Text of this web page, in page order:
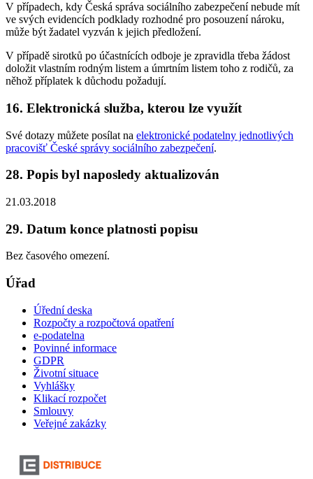
V případech, kdy Česká správa sociálního zabezpečení nebude mít
ve svých evidencích podklady rozhodné pro posouzení nároku,
může být žadatel vyzván k jejich předložení.
V případě sirotků po účastnících odboje je zpravidla třeba žádost
doložit vlastním rodným listem a úmrtním listem toho z rodičů, za
něhož příplatek k důchodu požadují.
16. Elektronická služba, kterou lze využít
Své dotazy můžete posílat na elektronické podatelny jednotlivých
pracovišť České správy sociálního zabezpečení.
28. Popis byl naposledy aktualizován
21.03.2018
29. Datum konce platnosti popisu
Bez časového omezení.
Úřad
Úřední deska
Rozpočty a rozpočtová opatření
e-podatelna
Povinné informace
GDPR
Životní situace
Vyhlášky
Klikací rozpočet
Smlouvy
Veřejné zakázky